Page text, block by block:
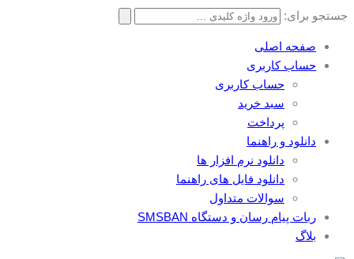
جستجو برای:
صفحه اصلی
حساب کاربری
حساب کاربری
سبد خرید
پرداخت
دانلود و راهنما
دانلود نرم افزار ها
دانلود فایل های راهنما
سوالات متداول
ربات پیام رسان و دستگاه SMSBAN
بلاگ